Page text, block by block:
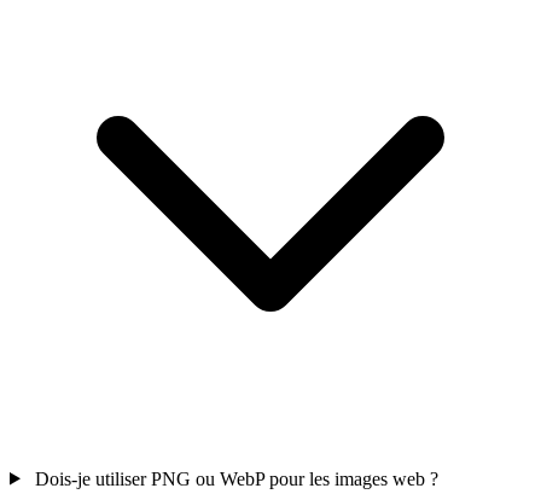
Dois-je utiliser PNG ou WebP pour les images web ?